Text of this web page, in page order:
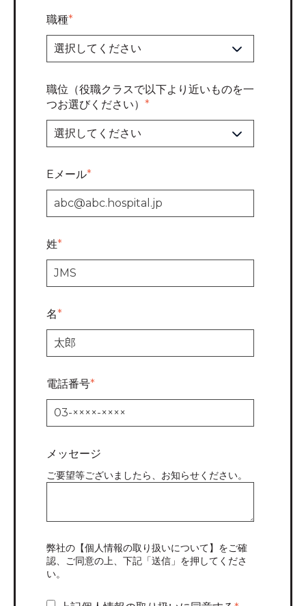
職種*
職位（役職クラスで以下より近いものを一
つお選びください） *
Eメール*
姓*
名*
電話番号*
メッセージ
ご要望等ございましたら、お知らせください。
弊社の【個人情報の取り扱いについて】をご確
認、ご同意の上、下記「送信」を押してくださ
い。